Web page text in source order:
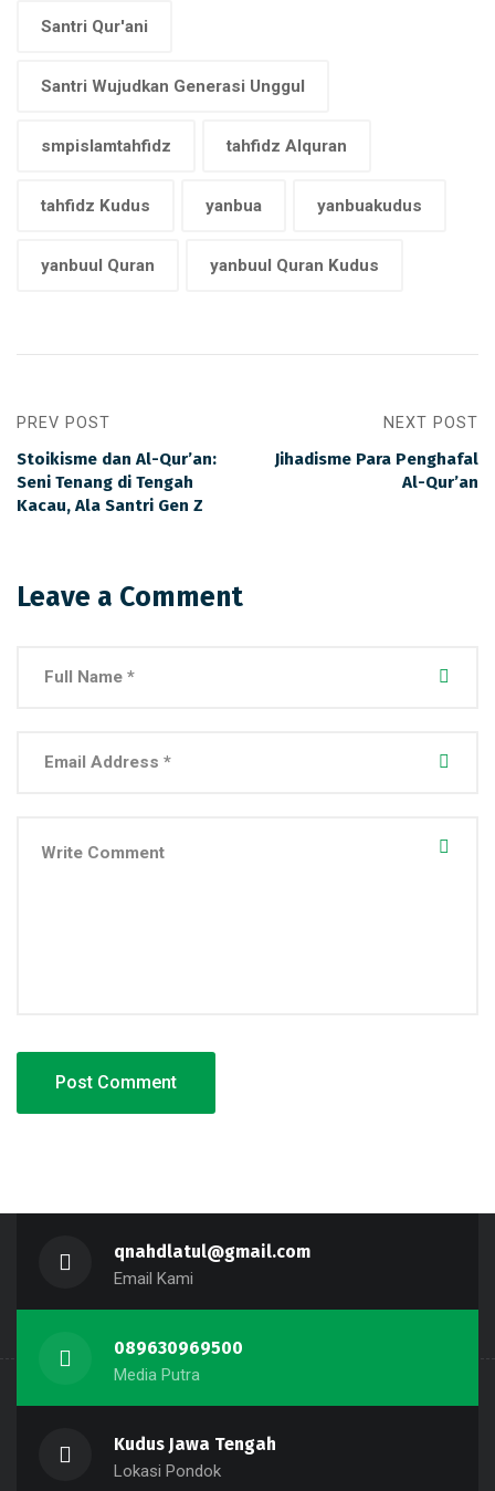
Santri Qur'ani
Santri Wujudkan Generasi Unggul
smpislamtahfidz tahfidz Alquran
tahfidz Kudus yanbua yanbuakudus
yanbuul Quran yanbuul Quran Kudus
PREV POST
Stoikisme dan Al-Qur’an:
Seni Tenang di Tengah
Kacau, Ala Santri Gen Z
NEXT POST
Jihadisme Para Penghafal
Al-Qur’an
Leave a Comment
qnahdlatul@gmail.com
Email Kami
089630969500
Media Putra
Kudus Jawa Tengah
Lokasi Pondok